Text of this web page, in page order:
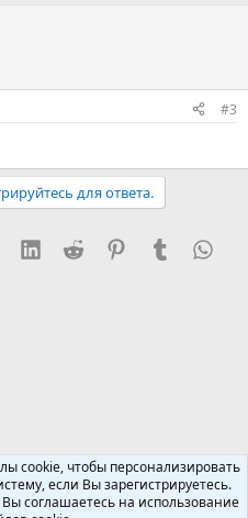
#3
для ответа.
LinkedInReddit PinterestTumblr
почта
cookie, чтобы персонализировать
если Вы зарегистрируетесь.
соглашаетесь на использование